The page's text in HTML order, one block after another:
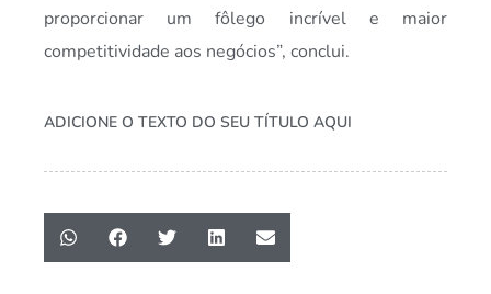
proporcionar um fôlego incrível e maior
competitividade aos negócios”, conclui.
ADICIONE O TEXTO DO SEU TÍTULO AQUI